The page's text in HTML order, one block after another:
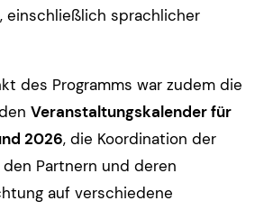
, einschließlich sprachlicher
des Programms war zudem die
Veranstaltungskalender für
2026, die Koordination der
Partnern und deren
auf verschiedene